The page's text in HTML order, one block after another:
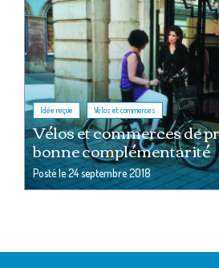
Idée reçue , Vélos et commerces
Vélos et commerces de
bonne complémentarité
Posté le24 septembre 2018